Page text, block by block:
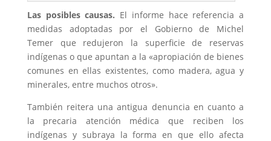
Las posibles causas. El informe hace referencia a
medidas adoptadas por el Gobierno de Michel
Temer que redujeron la superficie de reservas
indígenas o que apuntan a la «apropiación de bienes
comunes en ellas existentes, como madera, agua y
minerales, entre muchos otros».
También reitera una antigua denuncia en cuanto a
la precaria atención médica que reciben los
indígenas y subraya la forma en que ello afecta